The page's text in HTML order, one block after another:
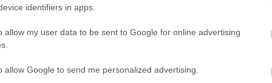
identifiers in apps.
allow my user data to be sent to Google for online advertising
allow Google to send me personalized advertising.
kizárólag telefonon beszéltünk meg,